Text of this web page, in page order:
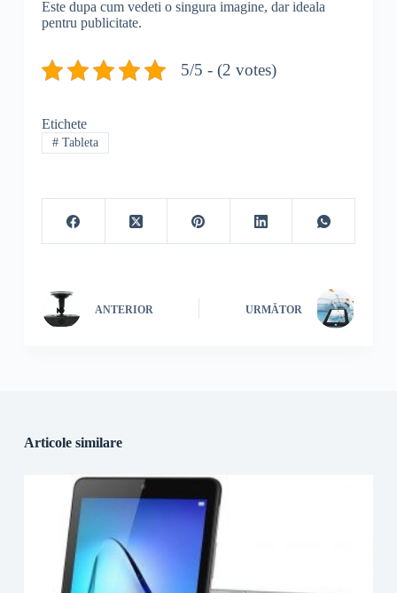
Este dupa cum vedeti o singura imagine, dar ideala
pentru publicitate.
5/5 - (2 votes)
Etichete
#Tableta
ANTERIOR URMĂTOR
Articole similare